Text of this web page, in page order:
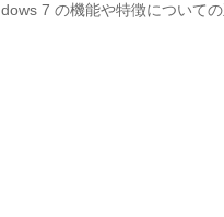
7 の機能や特徴について